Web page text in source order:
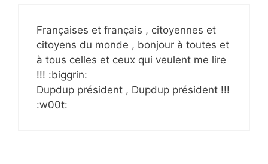
Françaises et français , citoyennes et
citoyens du monde , bonjour à toutes et
à tous celles et ceux qui veulent me lire
!!! :biggrin:
Dupdup président , Dupdup président !!!
:w00t: